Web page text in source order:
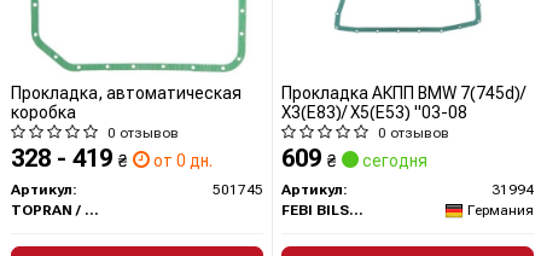
Прокладка, автоматическая
коробка
0 отзывов
328 - 419 ₴ от 0 дн.
Артикул:
501745
TOPRAN / HANS PRIES
Прокладка АКПП BMW 7(745d)/
X3(E83)/ X5(E53) "03-08
0 отзывов
609 ₴ сегодня
Артикул:
31994
FEBI BILSTEIN
Германия